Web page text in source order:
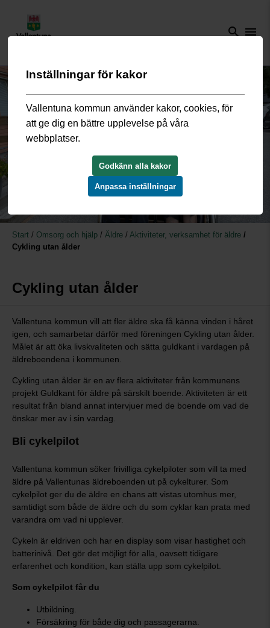
search menu
Start / Omsorg och hjälp / Äldre / Aktiviteter, verksamhet för äldre /
Cykling utan ålder
Cykling utan ålder
Vallentuna kommun vill att fler äldre ska få känna vinden i håret
igen, och samarbetar därför med föreningen Cykling utan ålder.
Målet är att öka livskvaliteten och sätta guldkant i vardagen på
äldreboendena i kommunen.
Cykling utan ålder är en av flera aktiviteter från kommunens
projekt Guldkant för äldre på särskilt boende. Aktiviteten är ett
resultat från bland annat intervjuer med de boende om vad de
önskar mer av i sin vardag.
Bli cykelpilot
Vallentuna kommun söker frivilliga cykelpiloter som vill ta med
äldre på Vallentunas äldreboenden ut på cykelturer. Som
cykelpilot ger du de äldre en chans att vistas utomhus mer,
samtidigt som både de äldre och du som cyklar kan prata med
varandra om vad ni upplever.
Cykeln är eldriven och har en display som visar hastighet och
batterinivå. Det gör det möjligt för alla, oavsett tidigare
erfarenhet och kondition, kan ställa upp som cykelpilot.
Som cykelpilot får du
Utbildning.
Försäkring för både dig och passagerarna.
Inställningar för kakor
Vallentuna kommun använder kakor, cookies, för
att ge dig en bättre upplevelse på våra
webbplatser.
Godkänn alla kakor
Anpassa inställningar